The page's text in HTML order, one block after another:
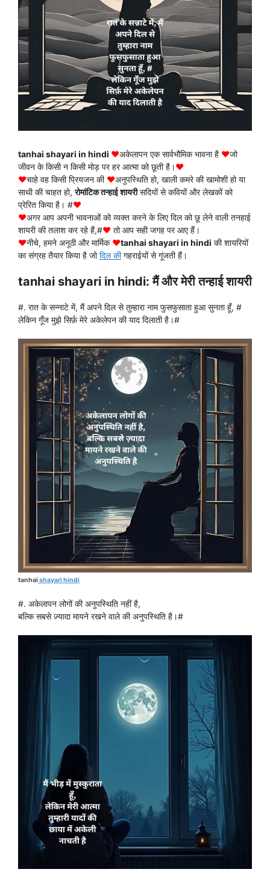
tanhai shayari in hindi ♥अकेलापन एक सार्वभौमिक भावना है ♥जो
जीवन के किसी न किसी मोड़ पर हर आत्मा को छूती है।♥
♥चाहे वह किसी प्रियजन की ♥अनुपस्थिति हो, खाली कमरे की खामोशी हो या
साथी की चाहत हो,रोमांटिक तन्हाई शायरीसदियों से कवियों और लेखकों को
प्रेरित किया है। #♥
♥अगर आप अपनी भावनाओं को व्यक्त करने के लिए दिल को छू लेने वाली तनहाई
शायरी की तलाश कर रहे हैं,#♥ तो आप सही जगह पर आए हैं।
♥नीचे, हमने अनूठी और मार्मिक ♥tanhai shayari in hindi की शायरियों
का संग्रह तैयार किया है जोदिल कीगहराईयों से गूंजती हैं।
tanhai shayari in hindi: मैं और मेरी तन्हाई शायरी
#. रात के सन्नाटे में, मैं अपने दिल से तुम्हारा नाम फुसफुसाता हुआ सुनता हूँ, #
लेकिन गूँज मुझे सिर्फ़ मेरे अकेलेपन की याद दिलाती है।#
tanhaishayari hindi
#. अकेलापन लोगों की अनुपस्थिति नहीं है,
बल्कि सबसे ज़्यादा मायने रखने वाले की अनुपस्थिति है।#